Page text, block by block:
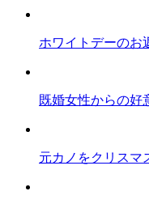
ホワイトデーのお
既婚女性からの好
元カノをクリスマ